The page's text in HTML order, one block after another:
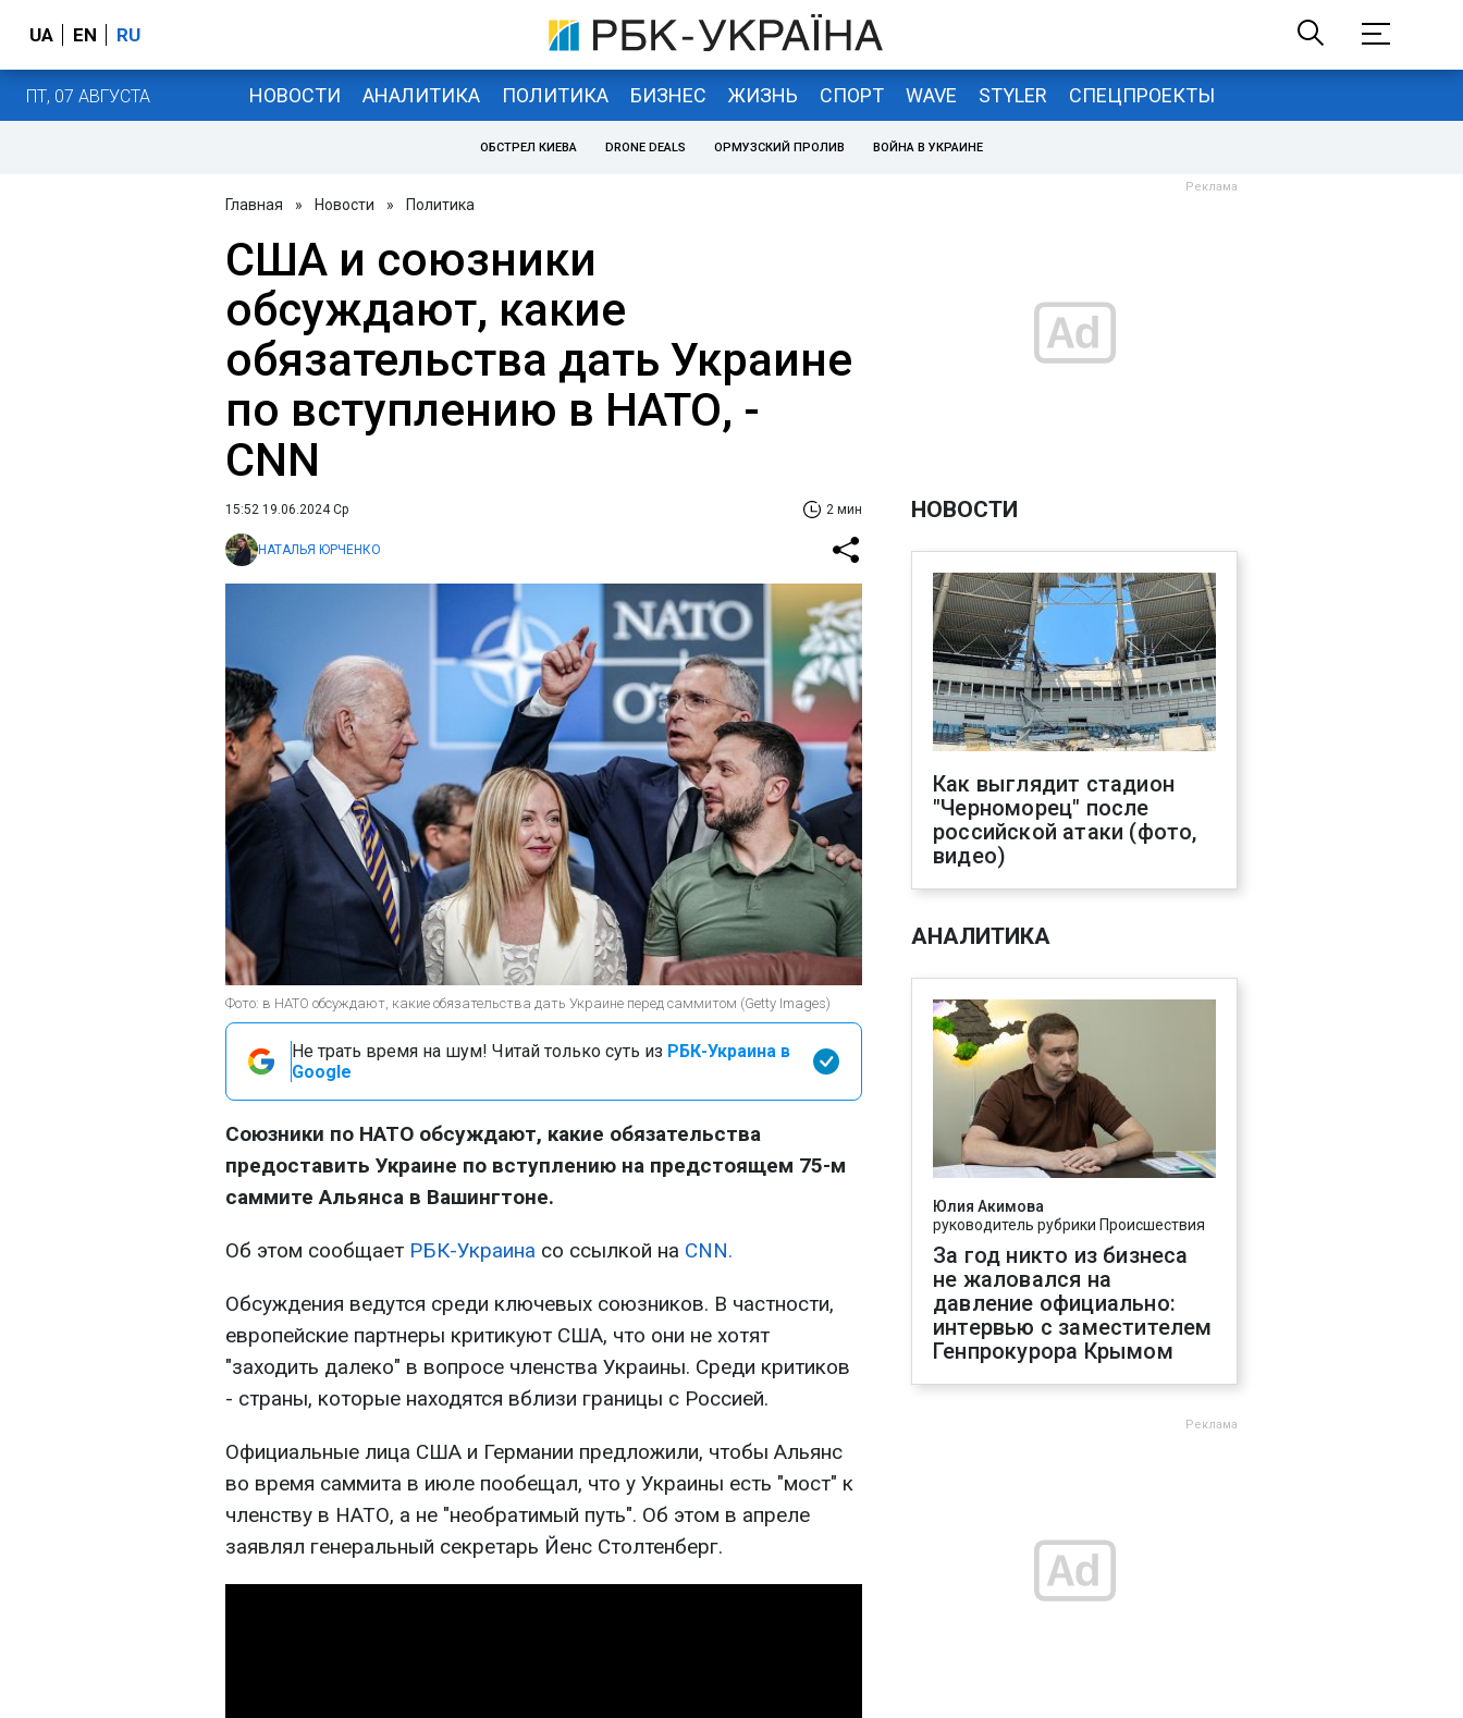
UA EN RU
ПТ, 07 АВГУСТА НОВОСТИ АНАЛИТИКА ПОЛИТИКА БИЗНЕС ЖИЗНЬ СПОРТ WAVE STYLER СПЕЦПРОЕКТЫ
ОБСТРЕЛ КИЕВА DRONE DEALS ОРМУЗСКИЙ ПРОЛИВ ВОЙНА В УКРАИНЕ
Главная » Новости » Политика
США и союзники
обсуждают, какие
обязательства дать Украине
по вступлению в НАТО, -
CNN
15:52 19.06.2024 Ср 2 мин
НАТАЛЬЯ ЮРЧЕНКО
Фото: в НАТО обсуждают, какие обязательства дать Украине перед саммитом (Getty Images)
Не трать время на шум! Читай только суть из РБК-Украина в
Google
Союзники по НАТО обсуждают, какие обязательства
предоставить Украине по вступлению на предстоящем 75-м
саммите Альянса в Вашингтоне.
Об этом сообщает РБК-Украина со ссылкой на CNN.
Обсуждения ведутся среди ключевых союзников. В частности,
европейские партнеры критикуют США, что они не хотят
"заходить далеко" в вопросе членства Украины. Среди критиков
- страны, которые находятся вблизи границы с Россией.
Официальные лица США и Германии предложили, чтобы Альянс
во время саммита в июле пообещал, что у Украины есть "мост" к
членству в НАТО, а не "необратимый путь". Об этом в апреле
заявлял генеральный секретарь Йенс Столтенберг.
НОВОСТИ
Как выглядит стадион
"Черноморец" после
российской атаки (фото,
видео)
АНАЛИТИКА
Юлия Акимова
руководитель рубрики Происшествия
За год никто из бизнеса
не жаловался на
давление официально:
интервью с заместителем
Генпрокурора Крымом